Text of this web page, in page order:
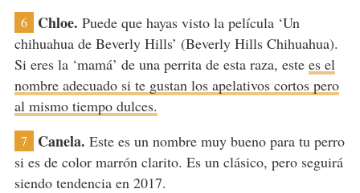
6 Chloe. Puede que hayas visto la película ‘Un
chihuahua de Beverly Hills’ (Beverly Hills Chihuahua).
Si eres la ‘mamá’ de una perrita de esta raza, este es el
nombre adecuado si te gustan los apelativos cortos pero
al mismo tiempo dulces.
7 Canela. Este es un nombre muy bueno para tu perro
si es de color marrón clarito. Es un clásico, pero seguirá
siendo tendencia en 2017.